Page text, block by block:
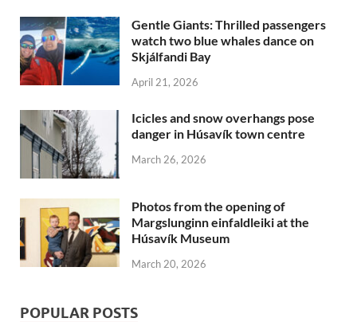
Gentle Giants: Thrilled passengers
watch two blue whales dance on
Skjálfandi Bay
April 21, 2026
Icicles and snow overhangs pose
danger in Húsavík town centre
March 26, 2026
Photos from the opening of
Margslunginn einfaldleiki at the
Húsavík Museum
March 20, 2026
POPULAR POSTS